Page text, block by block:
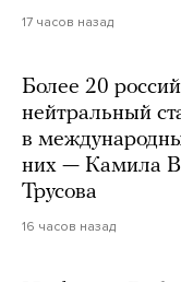
17 часов назад
Более 20
нейтральный
в
них — Камила
Трусова
16 часов назад